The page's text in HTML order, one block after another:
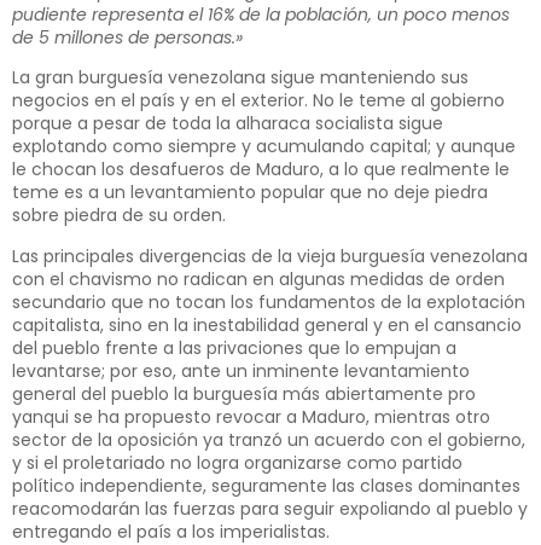
pudiente representa el 16% de la población, un poco menos
de 5 millones de personas.»
La gran burguesía venezolana sigue manteniendo sus
negocios en el país y en el exterior. No le teme al gobierno
porque a pesar de toda la alharaca socialista sigue
explotando como siempre y acumulando capital; y aunque
le chocan los desafueros de Maduro, a lo que realmente le
teme es a un levantamiento popular que no deje piedra
sobre piedra de su orden.
Las principales divergencias de la vieja burguesía venezolana
con el chavismo no radican en algunas medidas de orden
secundario que no tocan los fundamentos de la explotación
capitalista, sino en la inestabilidad general y en el cansancio
del pueblo frente a las privaciones que lo empujan a
levantarse; por eso, ante un inminente levantamiento
general del pueblo la burguesía más abiertamente pro
yanqui se ha propuesto revocar a Maduro, mientras otro
sector de la oposición ya tranzó un acuerdo con el gobierno,
y si el proletariado no logra organizarse como partido
político independiente, seguramente las clases dominantes
reacomodarán las fuerzas para seguir expoliando al pueblo y
entregando el país a los imperialistas.